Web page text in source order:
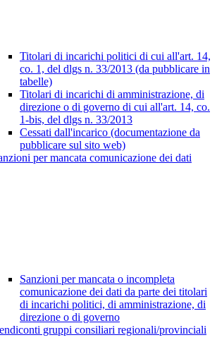
Titolari di incarichi politici di cui all'art. 14,
co. 1, del dlgs n. 33/2013 (da pubblicare in
tabelle)
Titolari di incarichi di amministrazione, di
direzione o di governo di cui all'art. 14, co.
1-bis, del dlgs n. 33/2013
Cessati dall'incarico (documentazione da
pubblicare sul sito web)
per mancata comunicazione dei dati
Sanzioni per mancata o incompleta
comunicazione dei dati da parte dei titolari
di incarichi politici, di amministrazione, di
direzione o di governo
gruppi consiliari regionali/provinciali